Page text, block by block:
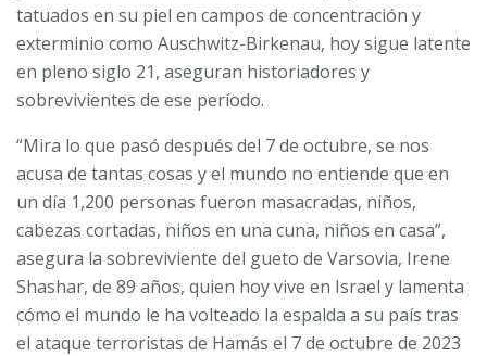
tatuados en su piel en campos de concentración y
exterminio como Auschwitz-Birkenau, hoy sigue latente
en pleno siglo 21, aseguran historiadores y
sobrevivientes de ese período.
“Mira lo que pasó después del 7 de octubre, se nos
acusa de tantas cosas y el mundo no entiende que en
un día 1,200 personas fueron masacradas, niños,
cabezas cortadas, niños en una cuna, niños en casa”,
asegura la sobreviviente del gueto de Varsovia, Irene
Shashar, de 89 años, quien hoy vive en Israel y lamenta
cómo el mundo le ha volteado la espalda a su país tras
el ataque terroristas de Hamás el 7 de octubre de 2023